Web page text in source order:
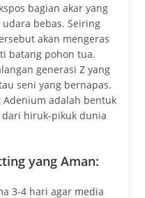
bagian akar yang
bebas. Seiring
akan mengeras
batang pohon tua.
generasi Z yang
seni yang bernapas.
Adenium adalah bentuk
hiruk-pikuk dunia
yang Aman:
3-4 hari agar media